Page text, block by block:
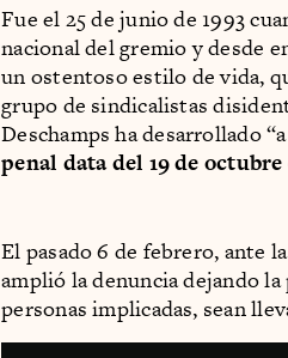
Fue el 25 de junio de 1993
nacional del gremio y desde
un ostentoso estilo de vida,
grupo de sindicalistas
Deschamps ha desarrollado
penal data del 19 de octubre
El pasado 6 de febrero, ante
amplió la denuncia dejando
personas implicadas, sean